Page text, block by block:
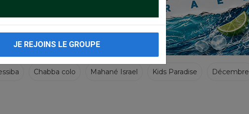
Chabba colo Mahané Israel Kids Paradise Décembre
JE REJOINS LE GROUPE